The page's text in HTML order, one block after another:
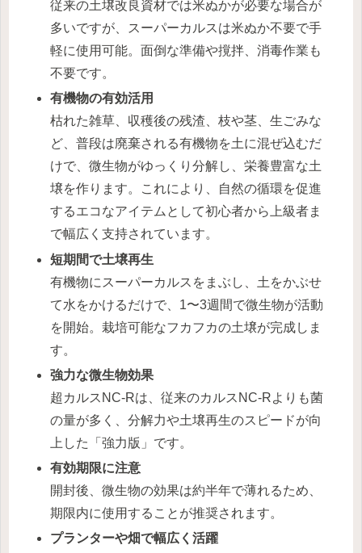
従来の土壌改良資材では米ぬかが必要な場合が
多いですが、スーパーカルスは米ぬか不要で手
軽に使用可能。面倒な準備や撹拌、消毒作業も
不要です。
有機物の有効活用
枯れた雑草、収穫後の残渣、枝や茎、生ごみな
ど、普段は廃棄される有機物を土に混ぜ込むだ
けで、微生物がゆっくり分解し、栄養豊富な土
壌を作ります。これにより、自然の循環を促進
するエコなアイテムとして初心者から上級者ま
で幅広く支持されています。
短期間で土壌再生
有機物にスーパーカルスをまぶし、土をかぶせ
て水をかけるだけで、1〜3週間で微生物が活動
を開始。栽培可能なフカフカの土壌が完成しま
す。
強力な微生物効果
超カルスNC-Rは、従来のカルスNC-Rよりも菌
の量が多く、分解力や土壌再生のスピードが向
上した「強力版」です。
有効期限に注意
開封後、微生物の効果は約半年で薄れるため、
期限内に使用することが推奨されます。
プランターや畑で幅広く活躍